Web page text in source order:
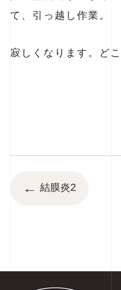
て、引っ越し作業。
寂しくなります。ど
← 結膜炎2